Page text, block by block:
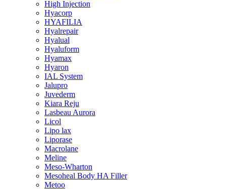
High Injection
Hyacorp
HYAFILIA
Hyalrepair
Hyalual
Hyaluform
Hyamax
Hyaron
IAL System
Jalupro
Juvederm
Kiara Reju
Lasbeau Aurora
Licol
Lipo lax
Liporase
Macrolane
Meline
Meso-Wharton
Mesoheal Body HA Filler
Metoo